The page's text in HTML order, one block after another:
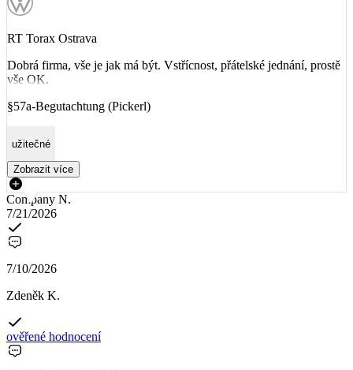
RT Torax Ostrava
Dobrá firma, vše je jak má být. Vstřícnost, přátelské jednání, prostě
vše OK.
§57a-Begutachtung (Pickerl)
užitečné
Zobrazit více
Company N.
7/21/2026
7/10/2026
Zdeněk K.
ověřené hodnocení